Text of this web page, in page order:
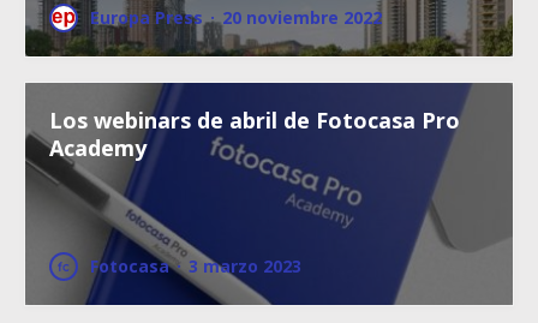
Europa Press · 20 noviembre 2022
Los webinars de abril de Fotocasa Pro
Academy
Fotocasa · 3 marzo 2023